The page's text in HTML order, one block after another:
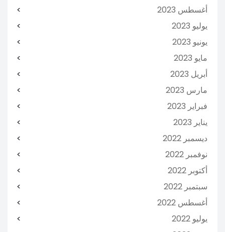
أغسطس 2023
يوليو 2023
يونيو 2023
مايو 2023
أبريل 2023
مارس 2023
فبراير 2023
يناير 2023
ديسمبر 2022
نوفمبر 2022
أكتوبر 2022
سبتمبر 2022
أغسطس 2022
يوليو 2022